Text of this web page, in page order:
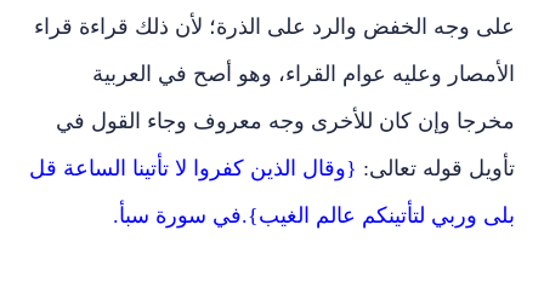
على وجه الخفض والرد على الذرة؛ لأن ذلك قراءة قراء
الأمصار وعليه عوام القراء، وهو أصح في العربية
مخرجا وإن كان للأخرى وجه معروف وجاء القول في
تأويل قوله تعالى: {وقال الذين كفروا لا تأتينا الساعة قل
بلى وربي لتأتينكم عالم الغيب}.في سورة سبأ.